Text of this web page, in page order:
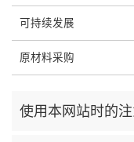
可持续发展
原材料采购
使用本网站时的